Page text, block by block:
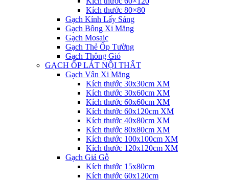
Kích thước 80×80
Gạch Kính Lấy Sáng
Gạch Bông Xi Măng
Gạch Mosaic
Gạch Thẻ Ốp Tường
Gạch Thông Gió
GẠCH ỐP LÁT NỘI THẤT
Gạch Vân Xi Măng
Kích thước 30x30cm XM
Kích thước 30x60cm XM
Kích thước 60x60cm XM
Kích thước 60x120cm XM
Kích thước 40x80cm XM
Kích thước 80x80cm XM
Kích thước 100x100cm XM
Kích thước 120x120cm XM
Gạch Giả Gỗ
Kích thước 15x80cm
Kích thước 60x120cm